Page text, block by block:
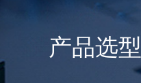
产品选型